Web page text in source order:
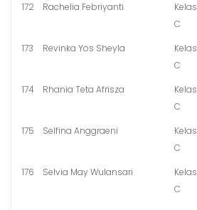
172
Rachelia Febriyanti
C
173
Revinka Yos Sheyla
C
174
Rhania Teta Afrisza
C
175
Selfina Anggraeni
C
176
Selvia May Wulansari
C